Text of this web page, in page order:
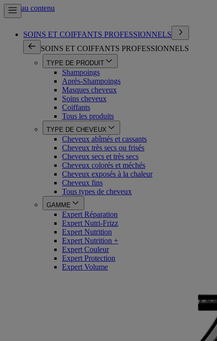
Aller au contenu
SOINS ET COIFFANTS PROFESSIONNELS
SOINS ET COIFFANTS PROFESSIONNELS
TYPE DE PRODUIT
Shampoings
Après-Shampoings
Masques cheveux
Soins cheveux
Coiffants
Tous les produits
TYPE DE CHEVEUX
Cheveux abîmés et cassants
Cheveux très secs ou frisés
Cheveux secs et très secs
Cheveux colorés et méchés
Cheveux exposés à la chaleur
Cheveux fins
Tous types de cheveux
GAMME
Expert Réparation
Expert Nutri-Frizz
Expert Nutrition
Expert Nutrition +
Expert Couleur
Expert Protection
Expert Volume